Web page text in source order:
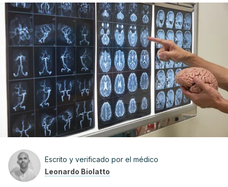
Escrito y verificado por el médico
Leonardo Biolatto